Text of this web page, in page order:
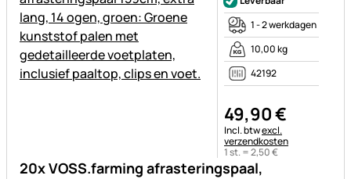
20x VOSS.farming afrasteringspaal,
1 - 2 werkdagen
10,00 kg
42192
49,90€
Belastinginformatie:
Incl. btwexcl.
verzendkosten
1 st. =2,50€